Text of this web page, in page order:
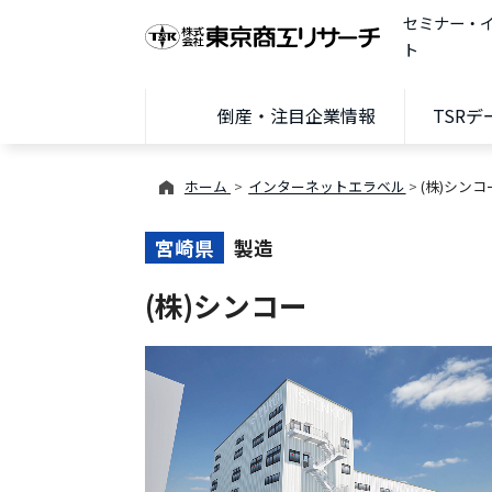
セミナー・
ト
倒産・注目企業情報 TSRデ
ホーム インターネットエラベル (株)シンコ
宮崎県 製造
(株)シンコー